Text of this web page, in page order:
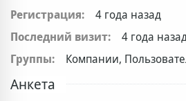
Регистрация:
4 года назад
Последний визит:
4 года
Группы:
Компании,
Анкета